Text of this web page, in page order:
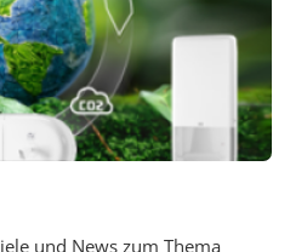
und News zum Thema